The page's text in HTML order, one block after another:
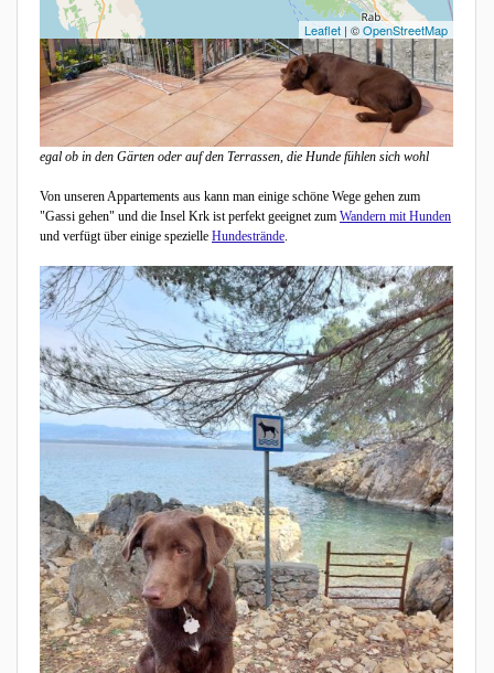
Leaflet | ©OpenStreetMap
egal ob in den Gärten oder auf den Terrassen, die Hunde fühlen sich wohl
Von unseren Appartements aus kann man einige schöne Wege gehen zum
"Gassi gehen" und die Insel Krk ist perfekt geeignet zum Wandern mit Hunden
und verfügt über einige spezielle Hundestrände.